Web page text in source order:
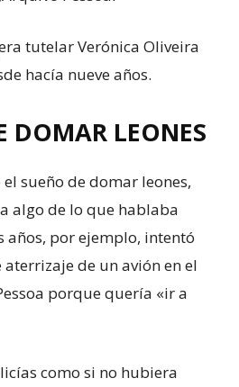
tutelar Verónica Oliveira
hacía nueve años.
DOMAR LEONES
sueño de domar leones,
algo de lo que hablaba
años, por ejemplo, intentó
aterrizaje de un avión en el
porque quería «ir a
como si no hubiera